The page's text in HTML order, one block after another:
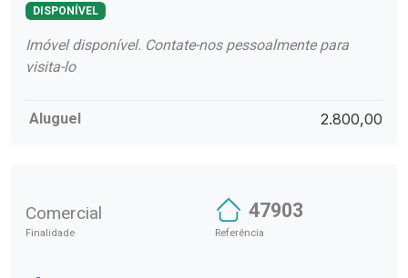
DISPONÍVEL
Imóvel disponível. Contate-nos pessoalmente para
visita-lo
Aluguel 2.800,00
Comercial
Finalidade
47903
Referência